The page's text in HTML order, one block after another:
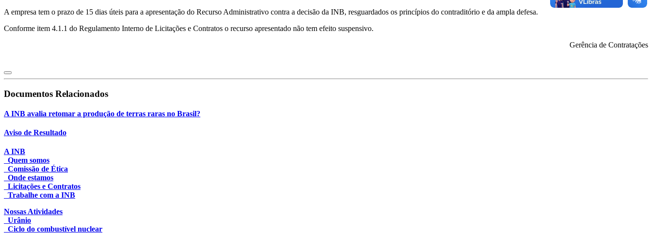
A empresa tem o prazo de 15 dias úteis para a apresentação do Recurso Administrativo contra a decisão da INB, resguardados os princípios do contraditório e da ampla defesa.
Conforme item 4.1.1 do Regulamento Interno de Licitações e Contratos o recurso apresentado não tem efeito suspensivo.
Gerência de Contratações
Documentos Relacionados
A INB avalia retomar a produção de terras raras no Brasil?
Aviso de Resultado
A INB
Quem somos
Comissão de Ética
Onde estamos
Licitações e Contratos
Trabalhe com a INB
Nossas Atividades
Urânio
Ciclo do combustível nuclear